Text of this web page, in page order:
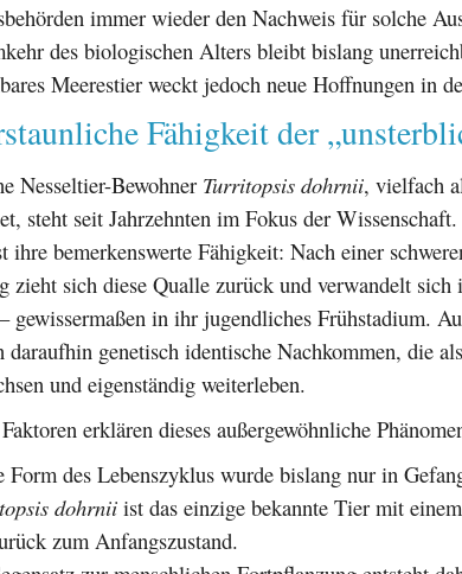
immer wieder den Nachweis für solche
des biologischen Alters bleibt bislang
Meerestier weckt jedoch neue Hoffnungen in
Fähigkeit der
Nesseltier-Bewohner Turritopsis dohrnii, vielfach
steht seit Jahrzehnten im Fokus der
ihre bemerkenswerte Fähigkeit: Nach einer
zieht sich diese Qualle zurück und verwandelt
gewissermaßen in ihr jugendliches Frühstadium.
daraufhin genetisch identische Nachkommen, die
und eigenständig weiterleben.
erklären dieses außergewöhnliche
Form des Lebenszyklus wurde bislang nur in
dohrniiist das einzige bekannte Tier mit
zum Anfangszustand.